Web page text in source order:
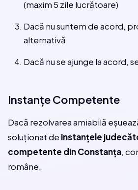
(maxim 5 zile lucrătoare)
Dacă nu suntem de acord,
alternativă
Dacă nu se ajunge la acord,
Instanțe Competente
Dacă rezolvarea amiabilă
soluționat de instanțele
competente din Constanța,
române.